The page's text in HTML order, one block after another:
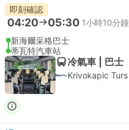
即刻確認
04:20 05:30 1小時10分鐘
新海爾采格巴士
蒂瓦特汽車站
冷氣車 | 巴士
Krivokapic Turs